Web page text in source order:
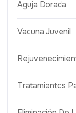
Aguja Dorada
Vacuna Juvenil
Tratamientos